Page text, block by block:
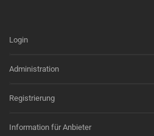
Login
Administration
Registrierung
Information für Anbieter